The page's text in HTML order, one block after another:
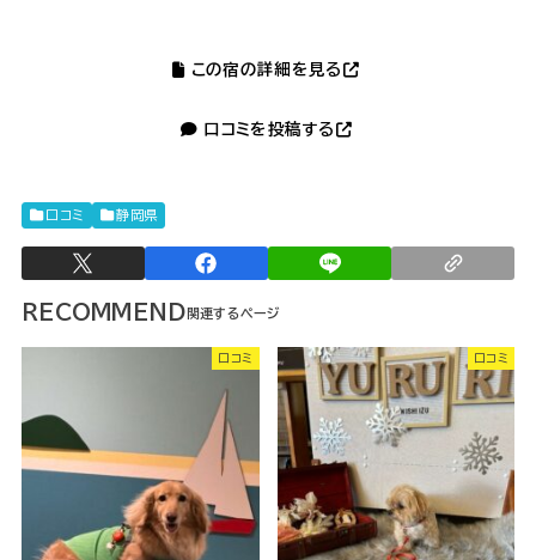
この宿の詳細を見る
口コミを投稿する
口コミ 静岡県
RECOMMEND
口コミ 口コミ